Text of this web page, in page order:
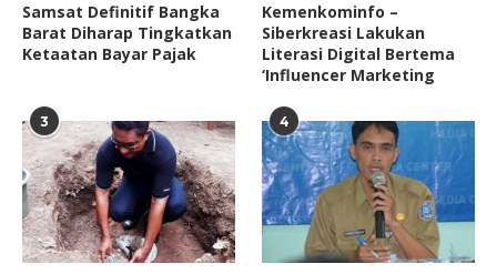
Samsat Definitif Bangka
Barat Diharap Tingkatkan
Ketaatan Bayar Pajak
Kemenkominfo –
Siberkreasi Lakukan
Literasi Digital Bertema
‘Influencer Marketing
3 4